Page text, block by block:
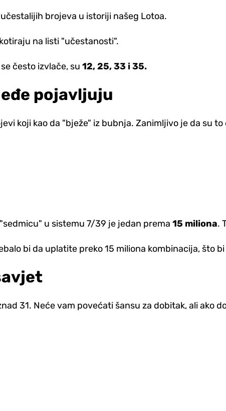
brojeva u istoriji našeg Lotoa.
na listi "učestanosti".
često izvlače, su 12, 25, 33 i 35.
pojavljuju
koji kao da "bježe" iz bubnja. Zanimljivo je da su to
u sistemu 7/39 je jedan prema 15 miliona.
bi da uplatite preko 15 miliona kombinacija, što
31. Neće vam povećati šansu za dobitak, ali ako